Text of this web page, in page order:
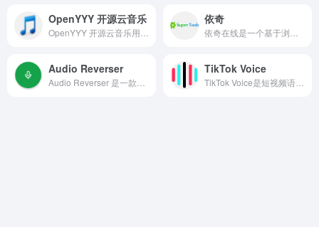
OpenYYY 开源云音乐 依奇
Audio Reverser TikTok Voice